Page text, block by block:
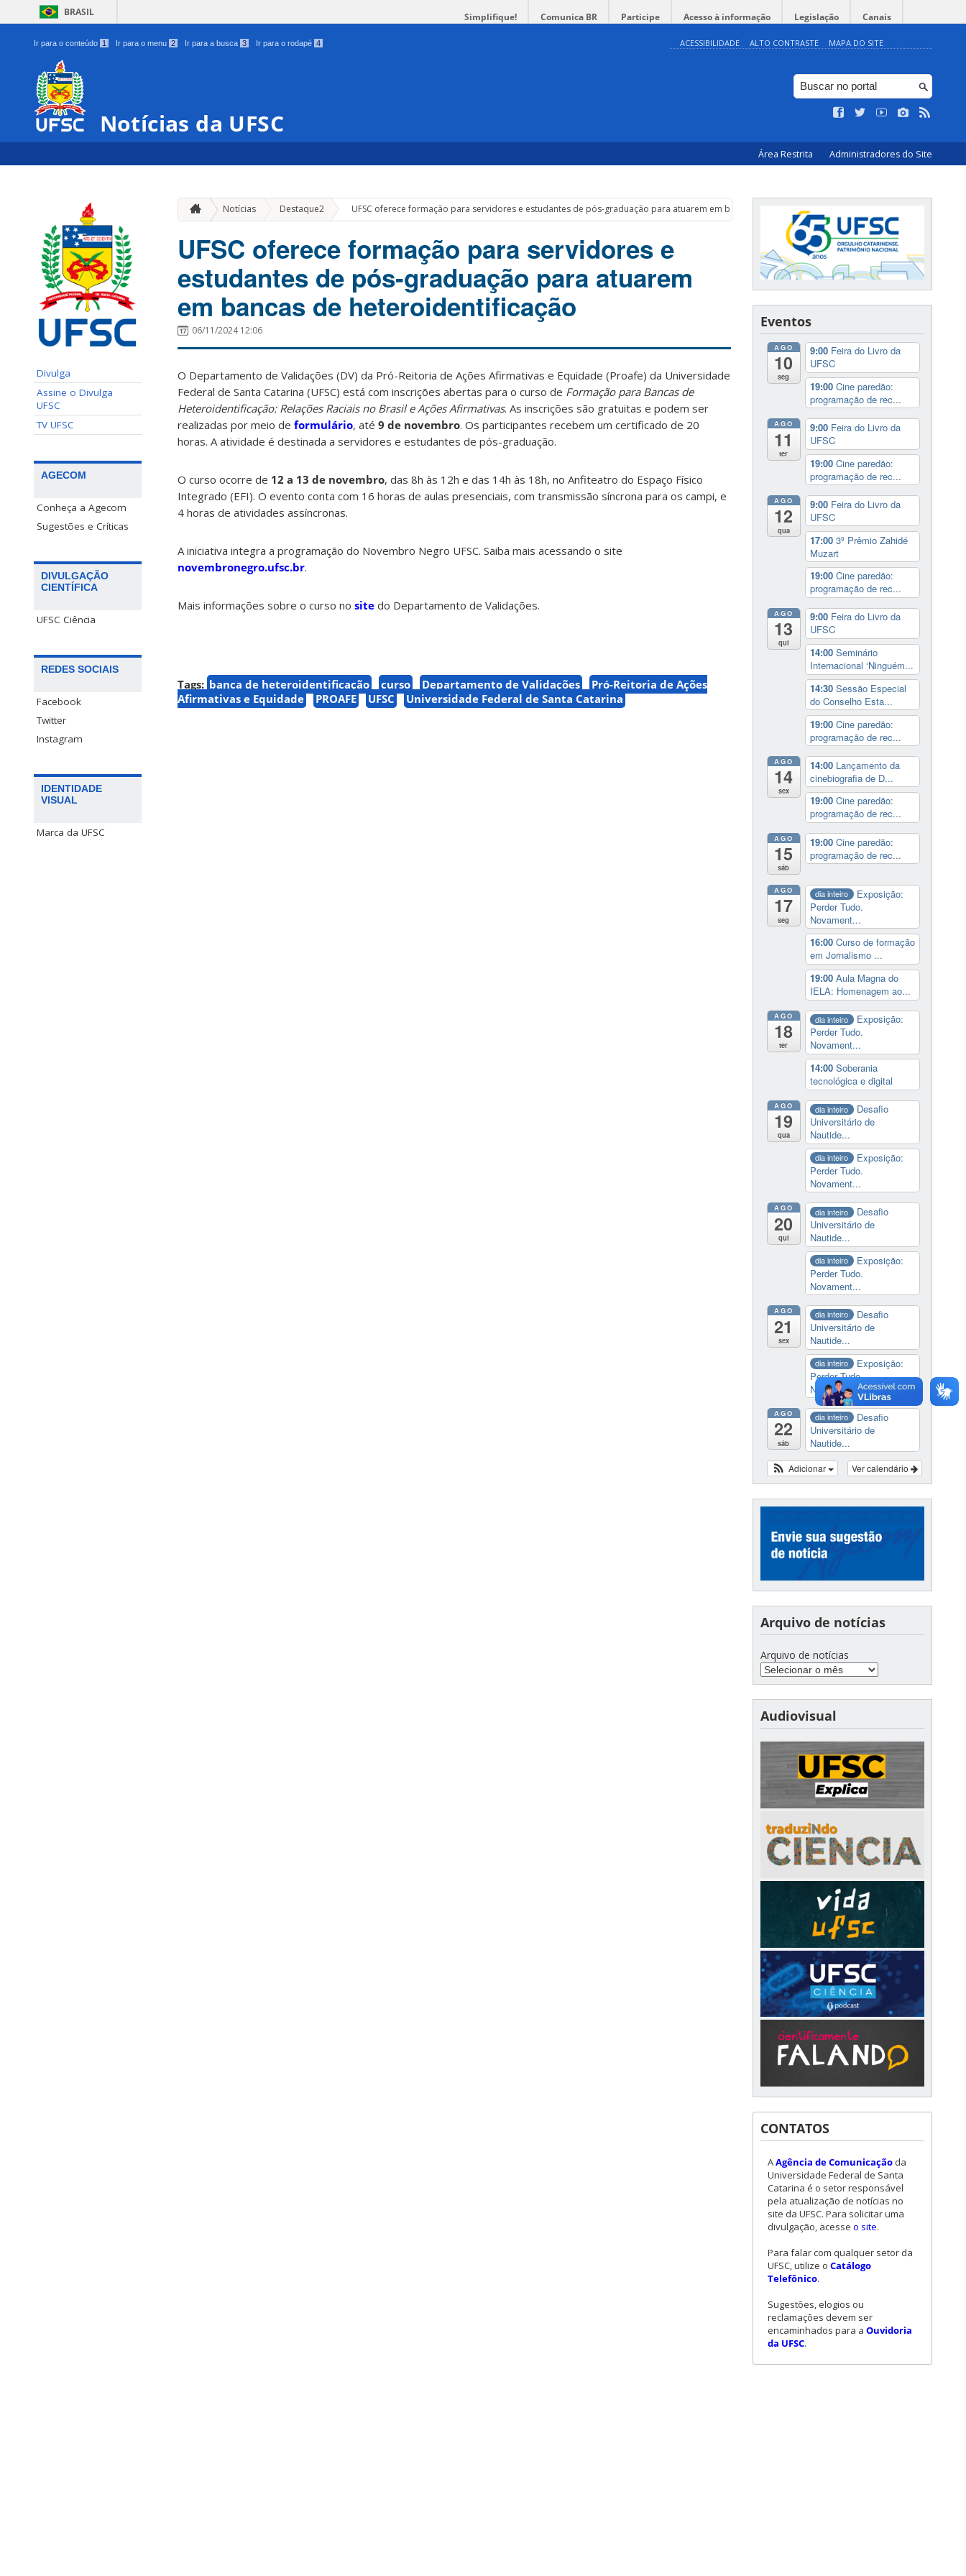
BRASIL Simplifique! Comunica BR Participe Acesso à informação Legislação Canais
Ir para o conteúdo 1 Ir para o menu 2 Ir para a busca 3 Ir para o rodapé 4 ACESSIBILIDADE ALTO CONTRASTE MAPA DO SITE
Notícias da UFSC
Área Restrita Administradores do Site
Divulga
Assine o Divulga
UFSC
TV UFSC
AGECOM
Conheça a Agecom
Sugestões e Críticas
DIVULGAÇÃO
CIENTÍFICA
UFSC Ciência
REDES SOCIAIS
Facebook
Twitter
Instagram
IDENTIDADE
VISUAL
Marca da UFSC
Notícias Destaque2 » UFSC oferece formação para servidores e estudantes de pós-graduação para atuarem em bancas de heteroidentificação
UFSC oferece formação para servidores e
estudantes de pós-graduação para atuarem
em bancas de heteroidentificação
06/11/2024 12:06
O Departamento de Validações (DV) da Pró-Reitoria de Ações Afirmativas e Equidade (Proafe) da Universidade
Federal de Santa Catarina (UFSC) está com inscrições abertas para o curso de Formação para Bancas de
Heteroidentificação: Relações Raciais no Brasil e Ações Afirmativas. As inscrições são gratuitas e podem ser
realizadas por meio de formulário, até 9 de novembro. Os participantes recebem um certificado de 20
horas. A atividade é destinada a servidores e estudantes de pós-graduação.
O curso ocorre de 12 a 13 de novembro, das 8h às 12h e das 14h às 18h, no Anfiteatro do Espaço Físico
Integrado (EFI). O evento conta com 16 horas de aulas presenciais, com transmissão síncrona para os campi, e
4 horas de atividades assíncronas.
A iniciativa integra a programação do Novembro Negro UFSC. Saiba mais acessando o site
novembronegro.ufsc.br.
Mais informações sobre o curso no site do Departamento de Validações.
Tags: banca de heteroidentificação curso Departamento de Validações
Pró-Reitoria de Ações
Afirmativas e Equidade
PROAFE UFSC Universidade Federal de Santa Catarina
Eventos
AGO
10
seg
9:00 Feira do Livro da
UFSC
19:00 Cine paredão:
programação de rec...
AGO
11
ter
9:00 Feira do Livro da
UFSC
19:00 Cine paredão:
programação de rec...
AGO
12
qua
9:00 Feira do Livro da
UFSC
17:00 3º Prêmio Zahidé
Muzart
19:00 Cine paredão:
programação de rec...
AGO
13
qui
9:00 Feira do Livro da
UFSC
14:00 Seminário
Internacional ‘Ninguém...
14:30 Sessão Especial
do Conselho Esta...
19:00 Cine paredão:
programação de rec...
AGO
14
sex
14:00 Lançamento da
cinebiografia de D...
19:00 Cine paredão:
programação de rec...
AGO
15
sáb
19:00 Cine paredão:
programação de rec...
AGO
17
seg
dia inteiro
Exposição:
Perder Tudo.
Novament...
16:00 Curso de formação
em Jornalismo ...
19:00 Aula Magna do
IELA: Homenagem ao...
AGO
18
ter
dia inteiro
Exposição:
Perder Tudo.
Novament...
14:00 Soberania
tecnológica e digital
AGO
19
qua
dia inteiro
Desafio
Universitário de
Nautide...
dia inteiro
Exposição:
Perder Tudo.
Novament...
AGO
20
qui
dia inteiro
Desafio
Universitário de
Nautide...
dia inteiro
Exposição:
Perder Tudo.
Novament...
AGO
21
sex
dia inteiro
Desafio
Universitário de
Nautide...
dia inteiro
Exposição:
Perder Tudo.
Novament...
AGO
22
sáb
dia inteiro
Desafio
Universitário de
Nautide...
Ver calendário
Adicionar
Arquivo de notícias
Arquivo de notícias
Audiovisual
CONTATOS
AAgência de Comunicação da
Universidade Federal de Santa
Catarina é o setor responsável
pela atualização de notícias no
site da UFSC. Para solicitar uma
divulgação, acesse o site.
Para falar com qualquer setor da
UFSC, utilize o Catálogo
Telefônico.
Sugestões, elogios ou
reclamações devem ser
encaminhados para a Ouvidoria
da UFSC.